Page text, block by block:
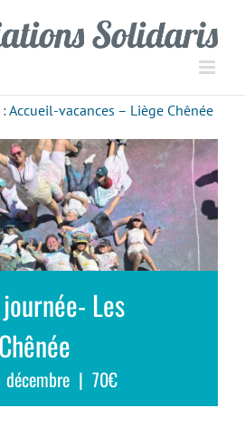
Accueil-vacances – Liège Chênée
Les
décembre | 70€